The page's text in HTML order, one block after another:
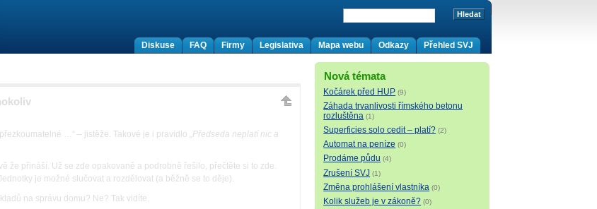
Přehled SVJ
Odkazy
Mapa webu
Legislativa
Firmy
FAQ
Diskuse
Nová témata
Kočárek před HUP (9)
Záhada trvanlivosti římského betonu
rozluštěna (1)
Superficies solo cedit – platí? (2)
Automat na peníze (0)
Prodáme půdu (4)
Zrušení SVJ (1)
Změna prohlášení vlastníka (0)
Kolik služeb je v zákoně? (0)
…“ – jistěže. Takové je i pravidlo
„Předseda neplatí nic a
že přináší. Už se zde opakovaně a podrobně řešilo, přečtěte si to zde.
je možné slučovat a rozdělovat (a běžně se to děje).
na správu domu? Ne? Tak vidíte.